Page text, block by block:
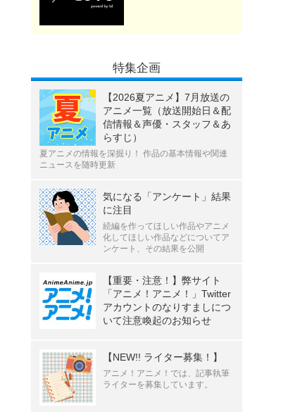
特集企画
【2026夏アニメ】7月放送の
アニメ一覧（放送開始日＆配
信情報＆声優・スタッフ＆あ
らすじ）
夏アニメの情報を深掘り！ 作品の基本情報や関連
ニュースを随時更新
気になる「アンケート」結果
に注目
続編を作ってほしい作品やアニメ
化してほしい作品などについてア
ンケート、その結果を公開
【重要・注意！】弊サイト
「アニメ！アニメ！」Twitter
アカウントのなりすましにつ
いて注意喚起のお知らせ
【NEW!! ライター募集！】
アニメ！アニメ！では、記事執筆
ライターを募集しています。